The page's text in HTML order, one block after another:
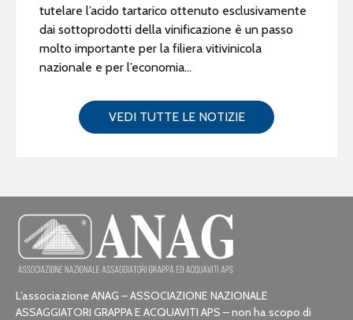
tutelare l’acido tartarico ottenuto esclusivamente
dai sottoprodotti della vinificazione è un passo
molto importante per la filiera vitivinicola
nazionale e per l’economia...
VEDI TUTTE LE NOTIZIE
L’associazione ANAG – ASSOCIAZIONE NAZIONALE
ASSAGGIATORI GRAPPA E ACQUAVITI APS – non ha scopo di